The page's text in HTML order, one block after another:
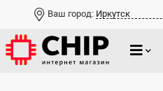
Ваш город: Иркутск